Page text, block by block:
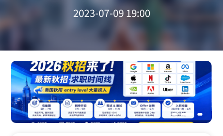
2023-07-09 19:00